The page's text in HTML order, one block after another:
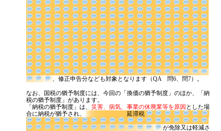
、修正申告分なども対象となりま
なお、国税の猶予制度には、今回の「換価の猶予制度」のほか、「納
税の猶予制度」があります。
「納税の猶予制度」は、
災害、病気、事業の休廃業等を原因とした場
合に納税が猶予され、
延滞税